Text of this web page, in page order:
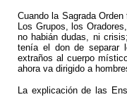
Cuando la Sagrada
Los Grupos, los
no habián dudas, ni
tenía el don de separar
extraños al cuerpo
ahora va dirigido a
La explicación de las